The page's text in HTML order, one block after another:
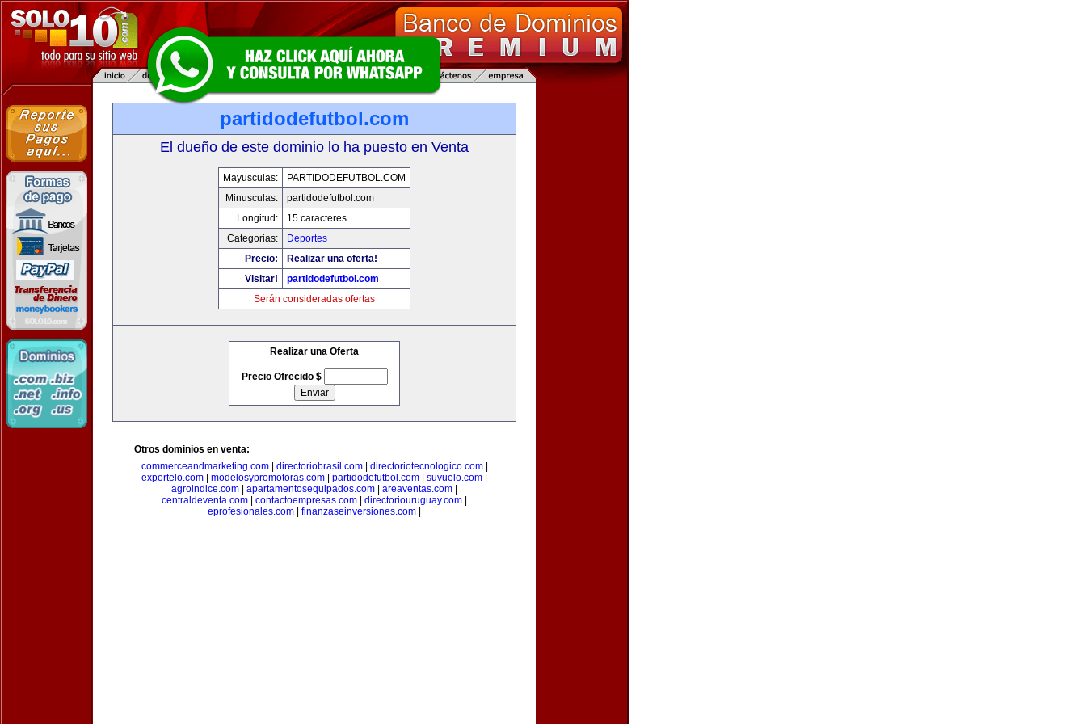
partidodefutbol.com
El dueño de este dominio lo ha puesto en Venta
Mayusculas:
PARTIDODEFUTBOL.COM
Minusculas:
partidodefutbol.com
Longitud:
15 caracteres
Categorias:
Deportes
Precio:
Realizar una oferta!
Visitar!
partidodefutbol.com
Serán consideradas ofertas
Realizar una Oferta
Precio Ofrecido $
Otros dominios en venta:
commerceandmarketing.com| directoriobrasil.com| directoriotecnologico.com|
exportelo.com
modelosypromotoras.com partidodefutbol.com suvuelo.com
agroindice.com
apartamentosequipados.com areaventas.com
centraldeventa.com
contactoempresas.com directoriouruguay.com
eprofesionales.com
finanzaseinversiones.com